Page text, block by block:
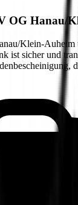
OG Hanau/
Klein-Auheim
ist sicher und